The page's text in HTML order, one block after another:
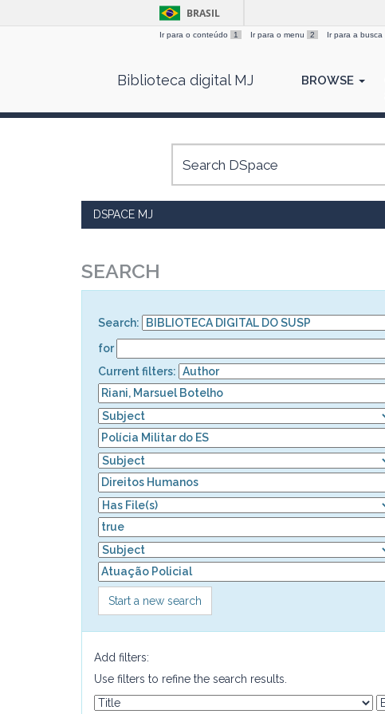
BRASIL
Ir para o conteúdo 1 Ir para o menu 2 Ir para a busca
Biblioteca digital MJ BROWSE
DSPACE MJ
SEARCH
Search:
for
Current filters:
Start a new search
Add filters:
Use filters to refine the search results.